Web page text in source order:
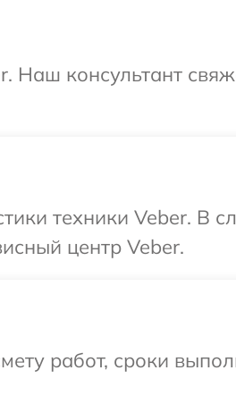
Наш консультант
техники Veber. В
центр Veber.
работ, сроки